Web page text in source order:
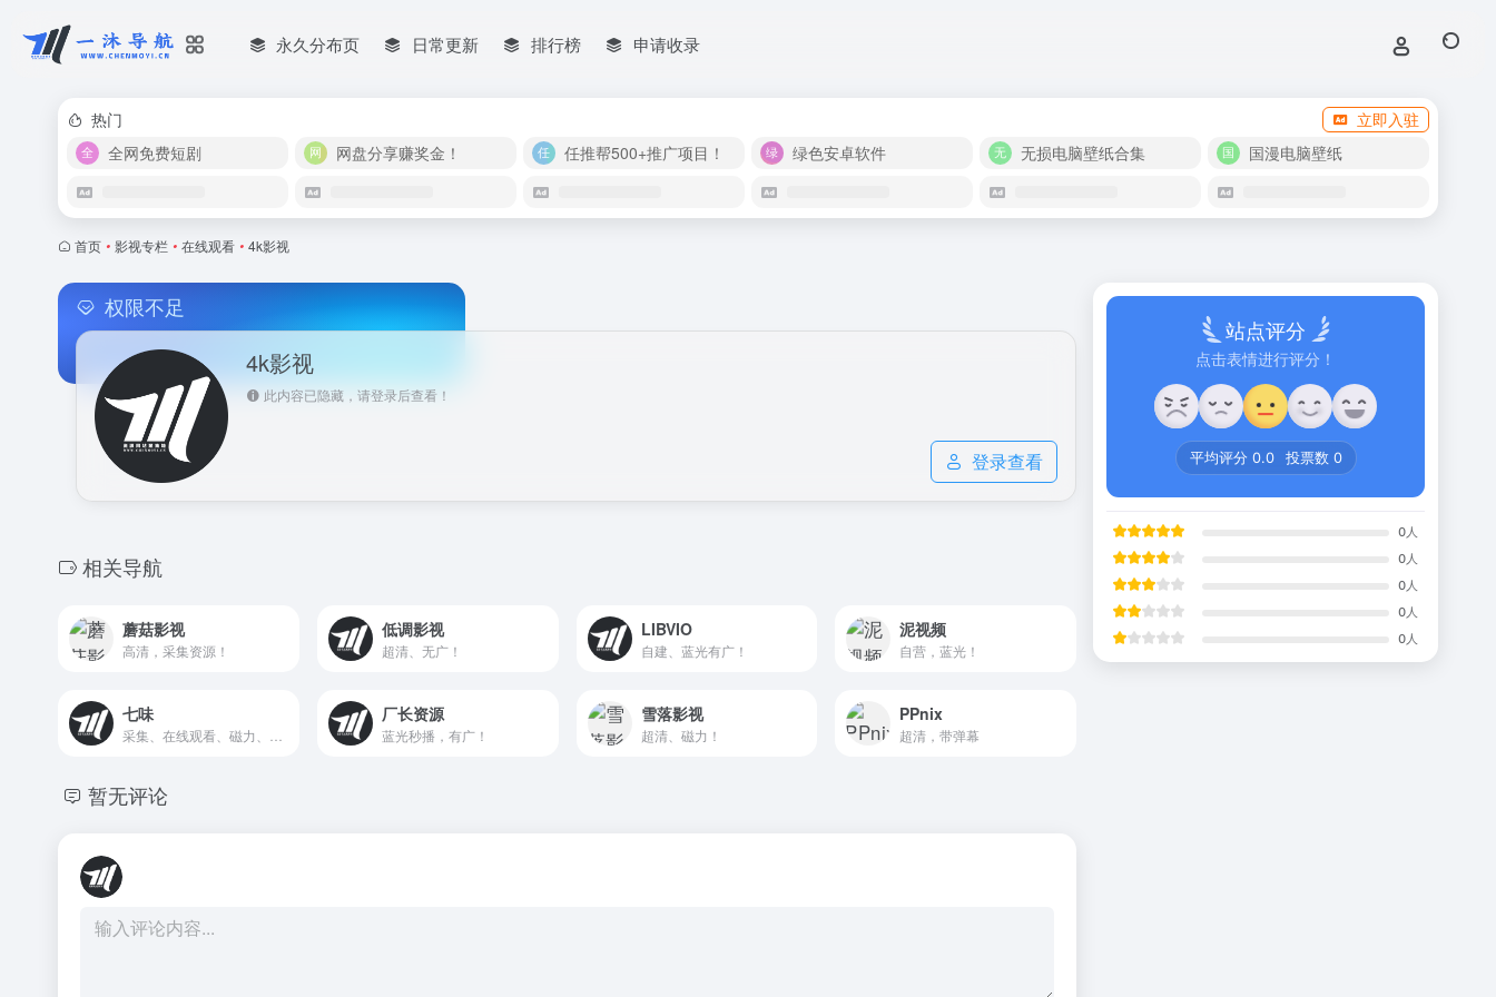
永久分布页 日常更新 排行榜 申请收录
热门
立即入驻
全网免费短剧
网盘分享赚奖金！ 任推帮500+推广项目！ 绿色安卓软件 无损电脑壁纸合集 国漫电脑壁纸
首页 • 影视专栏 • 在线观看 • 4k影视
权限不足
4k影视
此内容已隐藏，请登录后查看！
登录查看
相关导航
蘑菇影视
高清，采集资源！
低调影视
超清、无广！
LIBVIO
自建、蓝光有广！
泥视频
自营，蓝光！
七味 厂长资源
蓝光秒播，有广！
雪落影视
超清、磁力！
PPnix
超清，带弹幕
暂无评论
站点评分
点击表情进行评分！
平均评分 0.0投票数 0
0人
0人
0人
0人
0人